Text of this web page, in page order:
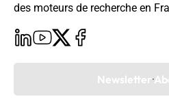
des moteurs de recherche en
Newsletter